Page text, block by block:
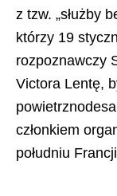
z tzw. „służby
którzy 19
rozpoznawczy
Victora Lentę,
członkiem
południu